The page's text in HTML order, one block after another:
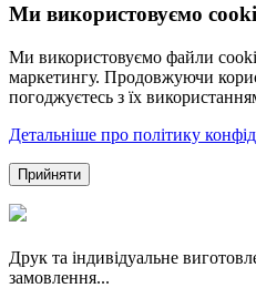
Ми використовуємо
Ми використовуємо файли
маркетингу. Продовжуючи
погоджуєтесь з їх
Детальніше про політику
Прийняти
Друк та індивідуальне
замовлення...